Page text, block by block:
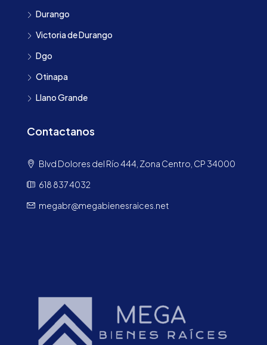
Durango
Victoria de Durango
Dgo
Otinapa
Llano Grande
Contactanos
Blvd Dolores del Río 444, Zona Centro, CP 34000
618 837 4032
megabr@megabienesraices.net